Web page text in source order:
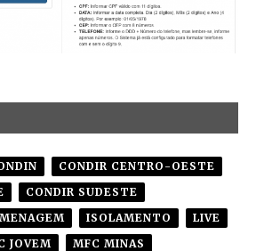
CONDIR CENTRO-OESTE
CONDIR SUDESTE
ISOLAMENTO
LIVE
JOVEM
MFC MINAS